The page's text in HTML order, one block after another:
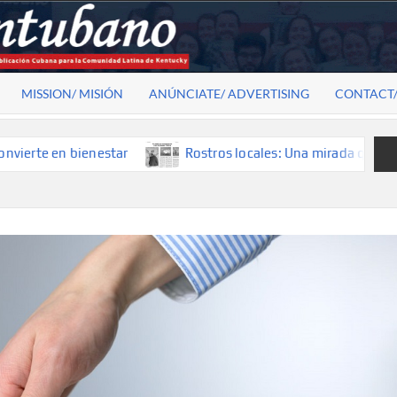
MISSION/ MISIÓN ANÚNCIATE/ ADVERTISING
bienestar Rostros locales: Una mirada que